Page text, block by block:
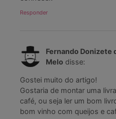
Responder
Fernando Donizete
Melo disse:
Gostei muito do artigo!
Gostaria de montar uma
café, ou seja ler um bom
bom vinho com queijos e